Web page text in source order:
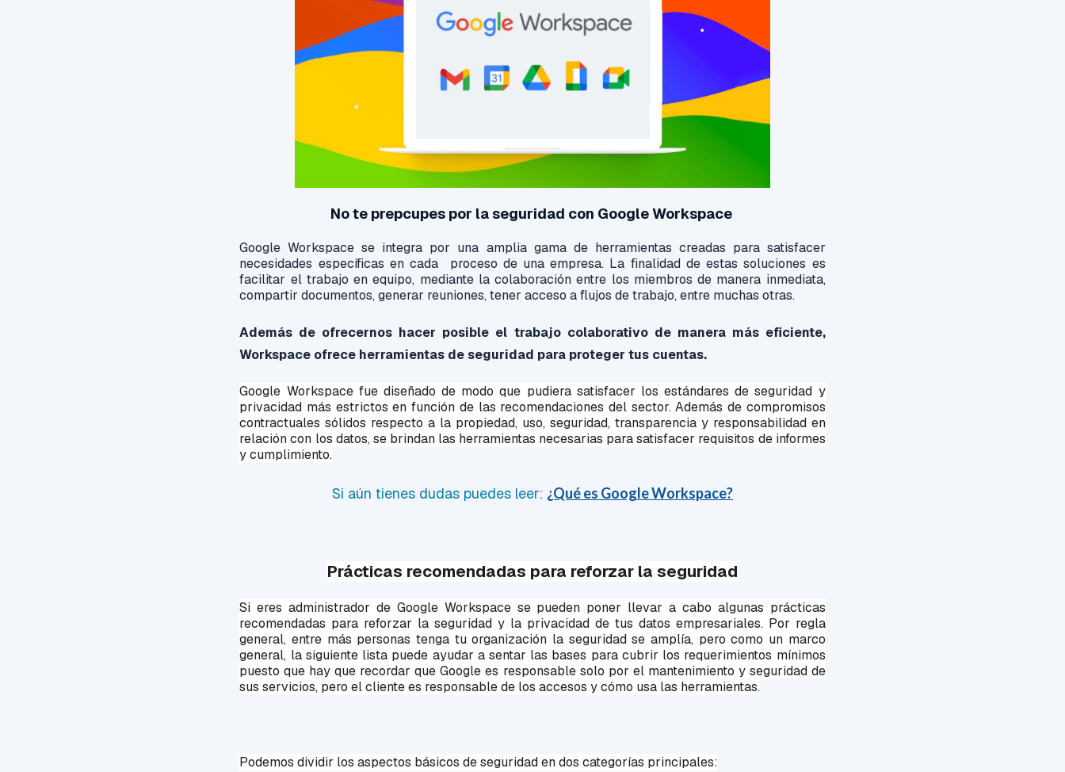
No te prepcupes por la seguridad con Google Workspace
Google Workspace se integra por una amplia gama de herramientas creadas para satisfacer
necesidades específicas en cada proceso de una empresa. La finalidad de estas soluciones es
facilitar el trabajo en equipo, mediante la colaboración entre los miembros de manera inmediata,
compartir documentos, generar reuniones, tener acceso a flujos de trabajo, entre muchas otras.
Además de ofrecernos hacer posible el trabajo colaborativo de manera más eficiente,
Workspace ofrece herramientas de seguridad para proteger tus cuentas.
Google Workspace fue diseñado de modo que pudiera satisfacer los estándares de seguridad y
privacidad más estrictos en función de las recomendaciones del sector. Además de compromisos
contractuales sólidos respecto a la propiedad, uso, seguridad, transparencia y responsabilidad en
relación con los datos, se brindan las herramientas necesarias para satisfacer requisitos de informes
y cumplimiento.
Si aún tienes dudas puedes leer: ¿Qué es Google Workspace?
Prácticas recomendadas para reforzar la seguridad
Si eres administrador de Google Workspace se pueden poner llevar a cabo algunas prácticas
recomendadas para reforzar la seguridad y la privacidad de tus datos empresariales. Por regla
general, entre más personas tenga tu organización la seguridad se amplía, pero como un marco
general, la siguiente lista puede ayudar a sentar las bases para cubrir los requerimientos mínimos
puesto que hay que recordar que Google es responsable solo por el mantenimiento y seguridad de
sus servicios, pero el cliente es responsable de los accesos y cómo usa las herramientas.
Podemos dividir los aspectos básicos de seguridad en dos categorías principales: